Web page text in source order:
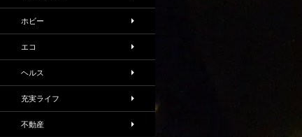
ホビー
エコ
ヘルス
充実ライフ
不動産